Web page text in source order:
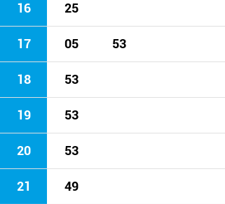
16 25
17 05 53
18 53
19 53
20 53
21 49